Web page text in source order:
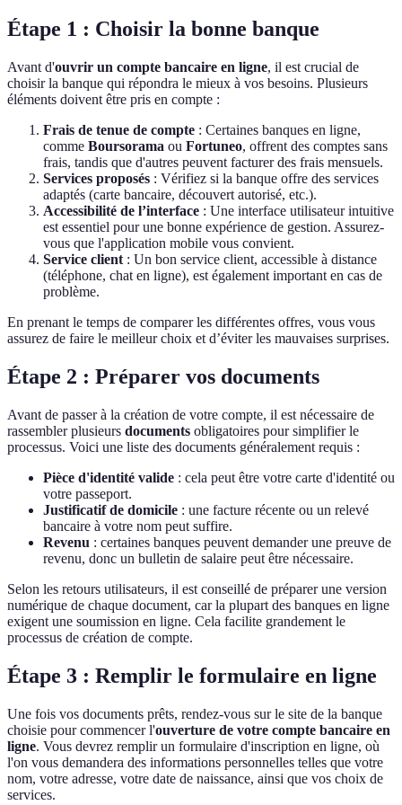
Étape 1 : Choisir la bonne banque
Avant d'ouvrir un compte bancaire en ligne, il est crucial de
choisir la banque qui répondra le mieux à vos besoins. Plusieurs
éléments doivent être pris en compte :
Frais de tenue de compte : Certaines banques en ligne,
comme Boursorama ou Fortuneo, offrent des comptes sans
frais, tandis que d'autres peuvent facturer des frais mensuels.
Services proposés : Vérifiez si la banque offre des services
adaptés (carte bancaire, découvert autorisé, etc.).
Accessibilité de l’interface : Une interface utilisateur intuitive
est essentiel pour une bonne expérience de gestion. Assurez-
vous que l'application mobile vous convient.
Service client : Un bon service client, accessible à distance
(téléphone, chat en ligne), est également important en cas de
problème.
En prenant le temps de comparer les différentes offres, vous vous
assurez de faire le meilleur choix et d’éviter les mauvaises surprises.
Étape 2 : Préparer vos documents
Avant de passer à la création de votre compte, il est nécessaire de
rassembler plusieurs documents obligatoires pour simplifier le
processus. Voici une liste des documents généralement requis :
Pièce d'identité valide : cela peut être votre carte d'identité ou
votre passeport.
Justificatif de domicile : une facture récente ou un relevé
bancaire à votre nom peut suffire.
Revenu : certaines banques peuvent demander une preuve de
revenu, donc un bulletin de salaire peut être nécessaire.
Selon les retours utilisateurs, il est conseillé de préparer une version
numérique de chaque document, car la plupart des banques en ligne
exigent une soumission en ligne. Cela facilite grandement le
processus de création de compte.
Étape 3 : Remplir le formulaire en ligne
Une fois vos documents prêts, rendez-vous sur le site de la banque
choisie pour commencer l'ouverture de votre compte bancaire en
ligne. Vous devrez remplir un formulaire d'inscription en ligne, où
l'on vous demandera des informations personnelles telles que votre
nom, votre adresse, votre date de naissance, ainsi que vos choix de
services.